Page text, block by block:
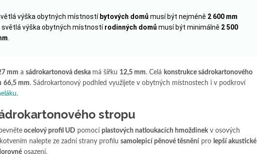
výška obytných místností bytových domů musí být nejméně 2 600 mm
světlá výška obytných místnostírodinných domů musí být minimálně 2 500
mm a sádrokartonová deska má šířku 12,5 mm. Celá konstrukce sádrokartonového
66,5 mm. Sádrokartonový podhled využijete v obytných místnostech i v podkroví
.
stropu
ocelový profil UD pomocí plastových natloukacích hmoždinekv osových
nalepte ze zadní strany profilu samolepicí pěnové těsnění pro lepší akustické
osazení.